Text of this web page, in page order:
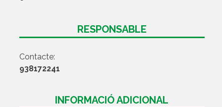
RESPONSABLE
Contacte:
938172241
INFORMACIÓ ADICIONAL